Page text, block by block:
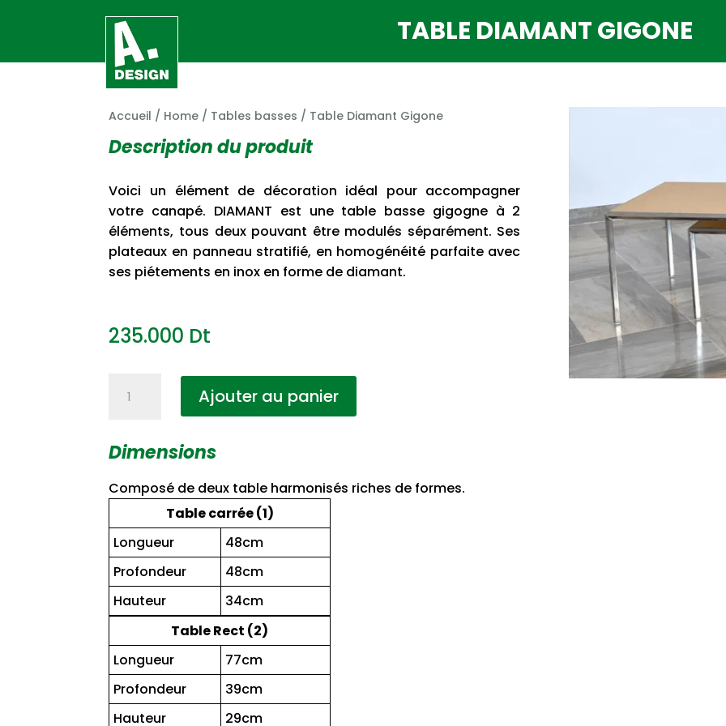
TABLE DIAMANT GIGONE
Accueil / Home / Tables basses / Table Diamant Gigone
Description du produit
Voici un élément de décoration idéal pour accompagner
votre canapé. DIAMANT est une table basse gigogne à 2
éléments, tous deux pouvant être modulés séparément. Ses
plateaux en panneau stratifié, en homogénéité parfaite avec
ses piétements en inox en forme de diamant.
235.000 Dt
Gigone
Ajouter au panier
Dimensions
Composé de deux table harmonisés riches de formes.
Table carrée (1)
Longueur
48cm
Profondeur
48cm
Hauteur
34cm
Table Rect (2)
Longueur
77cm
Profondeur
39cm
Hauteur
29cm